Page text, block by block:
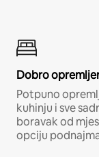
Dobro
Potpuno
kuhinju i sve
boravak od
opciju